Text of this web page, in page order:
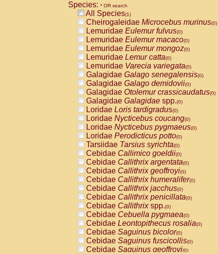
Species: * OR search
All Species(1)
Cheirogaleidae Microcebus murinus(0)
Lemuridae Eulemur fulvus(0)
Lemuridae Eulemur macaco(0)
Lemuridae Eulemur mongoz(0)
Lemuridae Lemur catta(0)
Lemuridae Varecia variegata(0)
Galagidae Galago senegalensis(0)
Galagidae Galago demidovii(0)
Galagidae Otolemur crassicaudatus(0)
Galagidae Galagidae spp.(0)
Loridae Loris tardigradus(0)
Loridae Nycticebus coucang(0)
Loridae Nycticebus pygmaeus(0)
Loridae Perodicticus potto(0)
Tarsiidae Tarsius syrichta(0)
Cebidae Callimico goeldii(0)
Cebidae Callithrix argentata(0)
Cebidae Callithrix geoffroyi(0)
Cebidae Callithrix humeralifer(0)
Cebidae Callithrix jacchus(0)
Cebidae Callithrix penicillata(0)
Cebidae Callithrixspp.(0)
Cebidae Cebuella pygmaea(0)
Cebidae Leontopithecus rosalia(0)
Cebidae Saguinus bicolor(0)
Cebidae Saguinus fuscicollis(0)
Cebidae Saguinus geoffroyi(0)